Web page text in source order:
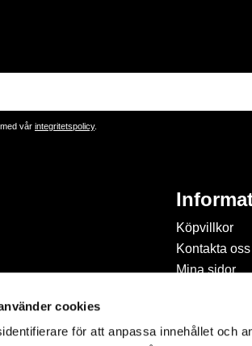
cookies
för att anpassa innehållet och
vår integritetspolicy.
Köpvillkor
Kontakta oss
Mina sidor
cookies